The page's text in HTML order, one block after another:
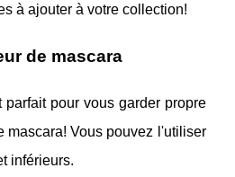
à ajouter à votre collection!
de mascara
pour vous garder propre
mascara! Vous pouvez l'utiliser
inférieurs.